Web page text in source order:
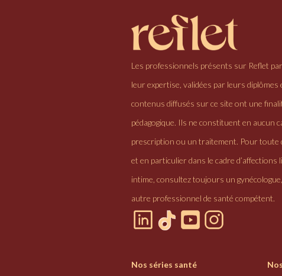
Les professionnels présents sur Reflet
leur expertise, validées par leurs diplômes
contenus diffusés sur ce site ont une
pédagogique. Ils ne constituent en aucun
prescription ou un traitement. Pour toute
et en particulier dans le cadre d’affections
intime, consultez toujours un
autre professionnel de santé compétent.
Nos séries santé